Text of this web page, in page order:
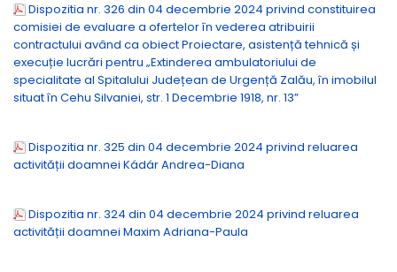
Dispozitia nr. 326 din 04 decembrie 2024 privind constituirea
comisiei de evaluare a ofertelor în vederea atribuirii
contractului având ca obiect Proiectare, asistență tehnică și
execuție lucrări pentru „Extinderea ambulatoriului de
specialitate al Spitalului Județean de Urgență Zalău, în imobilul
situat în Cehu Silvaniei, str. 1 Decembrie 1918, nr. 13”
Dispozitia nr. 325 din 04 decembrie 2024 privind reluarea
activității doamnei Kádár Andrea-Diana
Dispozitia nr. 324 din 04 decembrie 2024 privind reluarea
activității doamnei Maxim Adriana-Paula